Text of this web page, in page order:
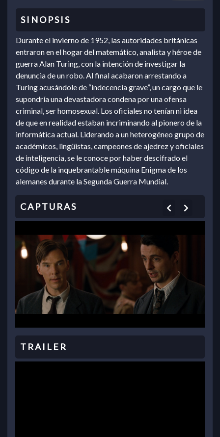
Durante el invierno de 1952, las autoridades británicas
entraron en el hogar del matemático, analista y héroe de
guerra Alan Turing, con la intención de investigar la
denuncia de un robo. Al final acabaron arrestando a
Turing acusándole de “indecencia grave”, un cargo que le
supondría una devastadora condena por una ofensa
criminal, ser homosexual. Los oficiales no tenían ni idea
de que en realidad estaban incriminando al pionero de la
informática actual. Liderando a un heterogéneo grupo de
académicos, lingüistas, campeones de ajedrez y oficiales
de inteligencia, se le conoce por haber descifrado el
código de la inquebrantable máquina Enigma de los
alemanes durante la Segunda Guerra Mundial.
Previous